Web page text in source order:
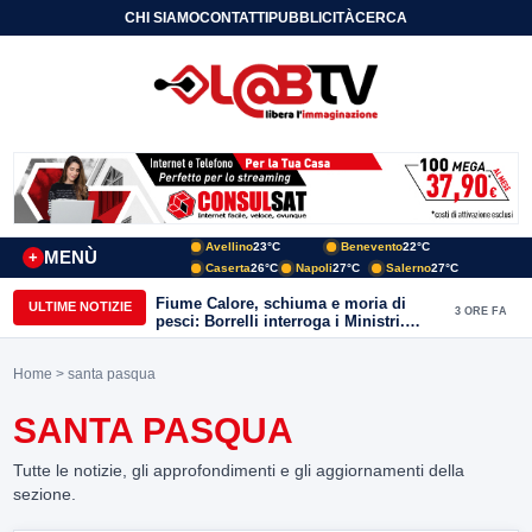
CHI SIAMOCONTATTIPUBBLICITÀCERCA
MENÙ
+
Avellino23°C Benevento22°C
Caserta26°C Napoli27°C Salerno27°C
ULTIME NOTIZIE
Fiume Calore, schiuma e moria di
pesci: Borrelli interroga i Ministri.
“Benevento paga l’assenza del
3 ORE FA
Home > santa pasqua
SANTA PASQUA
Tutte le notizie, gli approfondimenti e gli aggiornamenti della
sezione.